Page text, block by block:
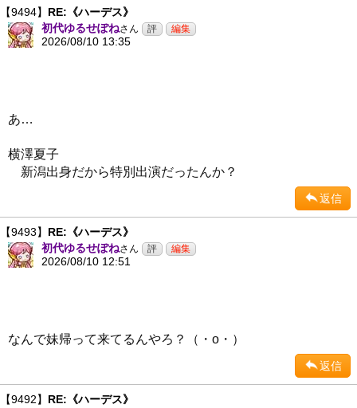
【9494】 RE:《ハーデス》
初代ゆるせぽねさん
2026/08/10 13:35
あ…
横澤夏子
新潟出身だから特別出演だったんか？
返信
【9493】 RE:《ハーデス》
初代ゆるせぽねさん
2026/08/10 12:51
なんで妹帰って来てるんやろ？（・ο・）
返信
【9492】 RE:《ハーデス》